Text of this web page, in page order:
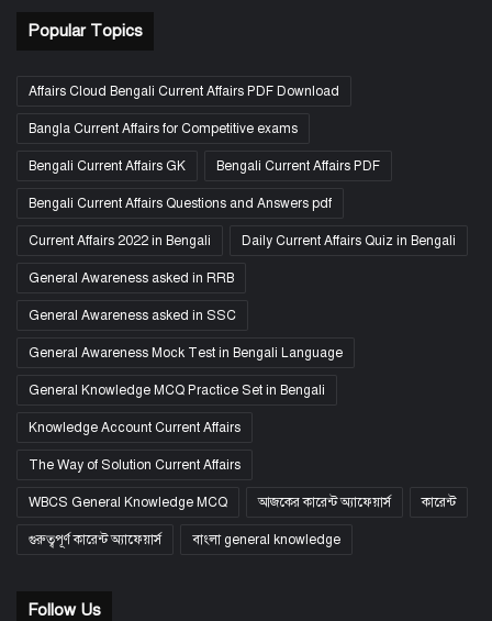
Popular Topics
Affairs Cloud Bengali Current Affairs PDF Download
Bangla Current Affairs for Competitive exams
Bengali Current Affairs GK Bengali Current Affairs PDF
Bengali Current Affairs Questions and Answers pdf
Current Affairs 2022 in Bengali Daily Current Affairs Quiz in Bengali
General Awareness asked in RRB
General Awareness asked in SSC
General Awareness Mock Test in Bengali Language
General Knowledge MCQ Practice Set in Bengali
Knowledge Account Current Affairs
The Way of Solution Current Affairs
WBCS General Knowledge MCQ আজকের কারেন্ট অ্যাফেয়ার্স কারেন্ট
গুরুত্বপূর্ণ কারেন্ট অ্যাফেয়ার্স বাংলা general knowledge
Follow Us